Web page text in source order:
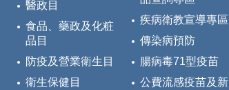
醫政目
食品、藥政及化粧
品目
防疫及營業衛生目
衛生保健目
疾病衛教宣導專區
傳染病預防
腸病毒71型疫苗
公費流感疫苗及新